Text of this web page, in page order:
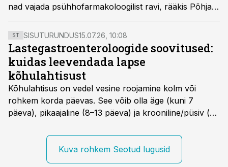
nad vajada psühhofarmakoloogilist ravi, rääkis Põhja-
eesti Regionaalhaigla psühhiaatriakliiniku
üldpsühhiaatria osakonna juhataja, psühhiaater Mari-
Liis Laanetu konverentsil „Alzheimeri tõve diagnostika
ja ravi“.
ST SISUTURUNDUS15.07.26, 10:08
Lastegastroenteroloogide soovitused:
kuidas leevendada lapse
kõhulahtisust
Kõhulahtisus on vedel vesine roojamine kolm või
rohkem korda päevas. See võib olla äge (kuni 7
päeva), pikaajaline (8–13 päeva) ja krooniline/püsiv (>
viiruslik ning sellega kaasneb sageli oksendamine ja
kehatemperatuuri tõus.Kuva rohkem Seotud lugusid